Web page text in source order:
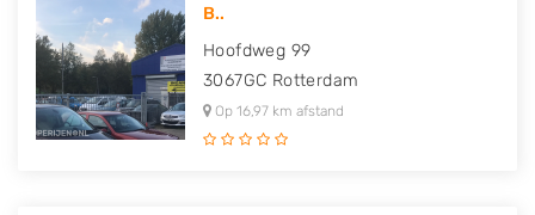
B..
Hoofdweg 99
3067GC Rotterdam
Op 16,97 km afstand